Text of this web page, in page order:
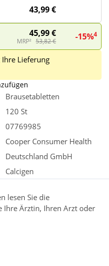
43,99 €
45,99 €
MRP² 53,82 € -15%4
Lieferung
Brausetabletten
120 St
07769985
Cooper Consumer Health
Deutschland GmbH
Calcigen
lesen Sie die
Ihre Ärztin, Ihren Arzt oder